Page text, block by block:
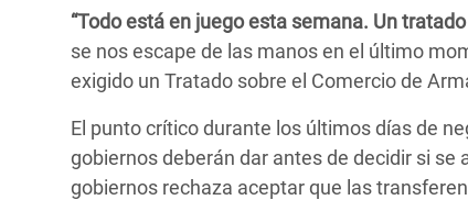
“Todo está en juego esta semana. Un
se nos escape de las manos en el último
exigido un Tratado sobre el Comercio de
El punto crítico durante los últimos días de
gobiernos deberán dar antes de decidir si
gobiernos rechaza aceptar que las